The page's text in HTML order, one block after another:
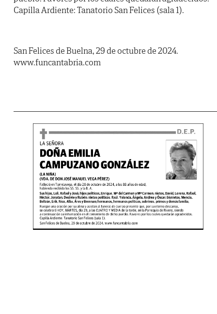
Capilla Ardiente: Tanatorio San Felices (sala 1).
San Felices de Buelna, 29 de octubre de 2024.
www.funcantabria.com